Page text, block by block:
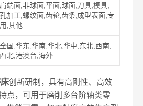
肩端面,非球面,平面,球面,刀具,模具,
孔加工,螺纹面,齿轮,齿条,成型表面,专
用,其他
全国,华东,华南,华北,华中,东北,西南,
西北,港澳台,海外
创新研制，具有高刚性、高效
点，可用于磨削多台阶轴类零